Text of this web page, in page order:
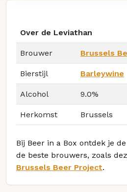
Over de Leviathan
Brouwer Brussels
Bierstijl Barleywine
Alcohol 9.0%
Herkomst Brussels
Bij Beer in a Box ontdek je
de beste brouwers, zoals
Brussels Beer Project.